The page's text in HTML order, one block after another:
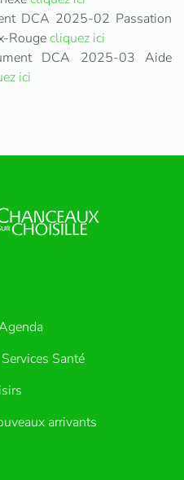
DCA 2025-02 Passation
Rougecliquez ici
DCA 2025-03 Aide
ici
Services Santé
arrivants